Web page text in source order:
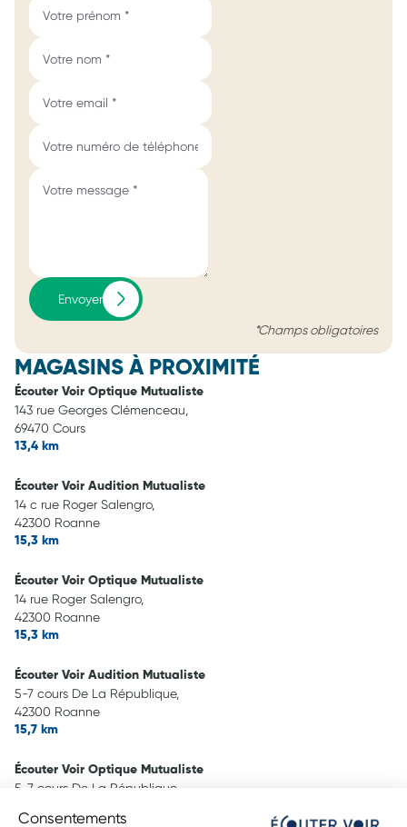
Consentements
Envoyer
*Champs obligatoires
MAGASINS À PROXIMITÉ
Écouter Voir Optique Mutualiste
143 rue Georges Clémenceau,
69470 Cours
13,4 km
Écouter Voir Audition Mutualiste
14 c rue Roger Salengro,
42300 Roanne
15,3 km
Écouter Voir Optique Mutualiste
14 rue Roger Salengro,
42300 Roanne
15,3 km
Écouter Voir Audition Mutualiste
5-7 cours De La République,
42300 Roanne
15,7 km
Écouter Voir Optique Mutualiste
5-7 cours De La République,
15,7 km